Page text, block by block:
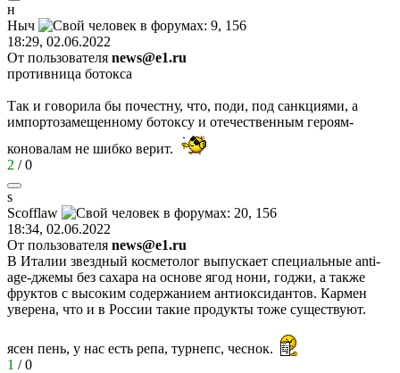
н
Ныч
18:29, 02.06.2022
От пользователя news@e1.ru
противница ботокса
Так и говорила бы почестну, что, поди, под санкциями, а
импортозамещенному ботоксу и отечественным героям-
коновалам не шибко верит.
2 /0
s
Scofflaw
18:34, 02.06.2022
От пользователя news@e1.ru
В Италии звездный косметолог выпускает специальные anti-
age-джемы без сахара на основе ягод нони, годжи, а также
фруктов с высоким содержанием антиоксидантов. Кармен
уверена, что и в России такие продукты тоже существуют.
ясен пень, у нас есть репа, турнепс, чеснок.
1 /0